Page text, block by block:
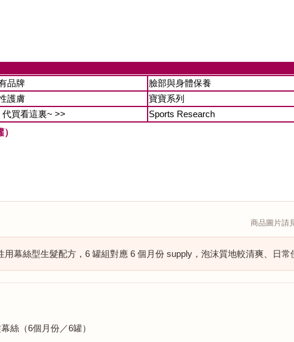
品牌 臉部與身體保養
護膚 寶寶系列
代買看這裏~ >>
Sports Research
商品圖片請
幕絲型生髮配方，6 罐組對應 6 個月份 supply，泡沫質地較清爽、日常
絲（6個月份／6罐）